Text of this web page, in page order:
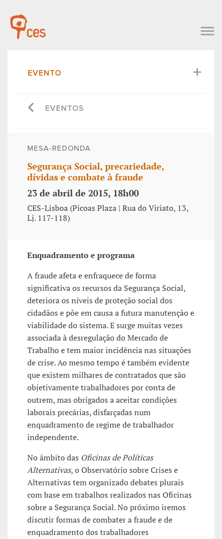
EVENTO
EVENTOS
MESA-REDONDA
Segurança Social, precariedade,
dívidas e combate à fraude
23 de abril de 2015, 18h00
CES-Lisboa (Picoas Plaza | Rua do Viriato, 13,
Lj. 117-118)
Enquadramento e programa
A fraude afeta e enfraquece de forma
significativa os recursos da Segurança Social,
deteriora os níveis de proteção social dos
cidadãos e põe em causa a futura manutenção e
viabilidade do sistema. E surge muitas vezes
associada à desregulação do Mercado de
Trabalho e tem maior incidência nas situações
de crise. Ao mesmo tempo é também evidente
que existem milhares de contratados que são
objetivamente trabalhadores por conta de
outrem, mas obrigados a aceitar condições
laborais precárias, disfarçadas num
enquadramento de regime de trabalhador
independente.
No âmbito das Oficinas de Políticas
Alternativas, o Observatório sobre Crises e
Alternativas tem organizado debates plurais
com base em trabalhos realizados nas Oficinas
sobre a Segurança Social. No próximo iremos
discutir formas de combater a fraude e de
enquadramento dos trabalhadores